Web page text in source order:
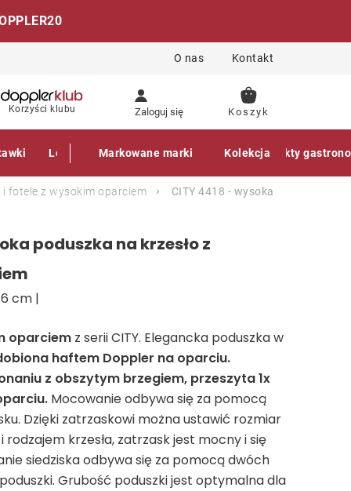
O nas Kontakt
Korzyści klubu Zaloguj się KOSZYK
Leżaki Akcesoria Parasole Produkty
Markowane marki Kolekcja
i fotele z wysokim oparciem CITY 4418 - wysoka
poduszka na krzesło z
cm |
oparciem z serii CITY. Elegancka poduszka w
haftem Doppler na oparciu.
z obszytym brzegiem, przeszyta 1x
Mocowanie odbywa się za pomocą
Dzięki zatrzaskowi można ustawić rozmiar
krzesła, zatrzask jest mocny i się
siedziska odbywa się za pomocą dwóch
Grubość poduszki jest optymalna dla